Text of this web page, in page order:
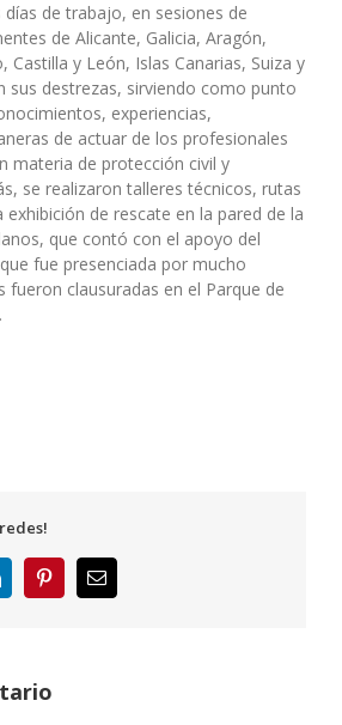
de trabajo, en sesiones de
de Alicante, Galicia, Aragón,
Castilla y León, Islas Canarias, Suiza y
sus destrezas, sirviendo como punto
experiencias,
de actuar de los profesionales
materia de protección civil y
se realizaron talleres técnicos, rutas
exhibición de rescate en la pared de la
que contó con el apoyo del
fue presenciada por mucho
fueron clausuradas en el Parque de
LinkedInPinterestCorreo
electrónico